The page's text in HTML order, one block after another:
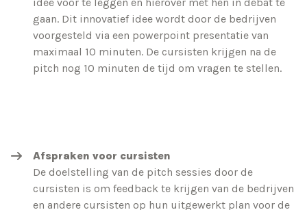
gaan. Dit innovatief idee wordt door de bedrijven
voorgesteld via een powerpoint presentatie van
maximaal 10 minuten. De cursisten krijgen na de
pitch nog 10 minuten de tijd om vragen te stellen.
Afspraken voor cursisten
De doelstelling van de pitch sessies door de
cursisten is om feedback te krijgen van de bedrijven
en andere cursisten op hun uitgewerkt plan voor de